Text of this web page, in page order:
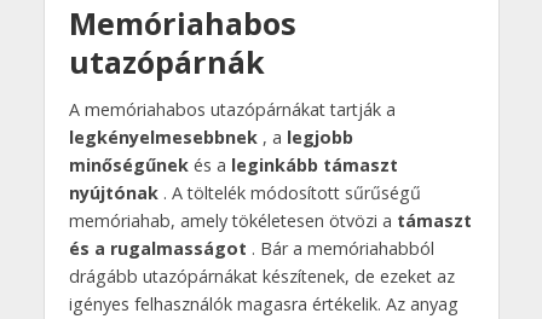
Memóriahabos
utazópárnák
A memóriahabos utazópárnákat tartják a
legkényelmesebbnek, a legjobb
minőségűnekés a leginkább támaszt
nyújtónak. A töltelék módosított sűrűségű
memóriahab, amely tökéletesen ötvözi a támaszt
és a rugalmasságot . Bár a memóriahabból
drágább utazópárnákat készítenek, de ezeket az
igényes felhasználók magasra értékelik. Az anyag